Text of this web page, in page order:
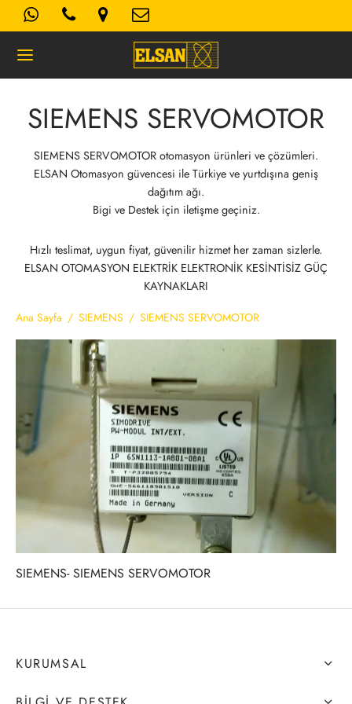
SIEMENS SERVOMOTOR
SIEMENS SERVOMOTOR otomasyon ürünleri ve çözümleri.
ELSAN Otomasyon güvencesi ile Türkiye ve yurtdışına geniş
dağıtım ağı.
Bigi ve Destek için iletişme geçiniz.
Hızlı teslimat, uygun fiyat, güvenilir hizmet her zaman sizlerle.
ELSAN OTOMASYON ELEKTRİK ELEKTRONİK KESİNTİSİZ GÜÇ
KAYNAKLARI
Ana Sayfa / SIEMENS / SIEMENS SERVOMOTOR
SIEMENS- SIEMENS SERVOMOTOR
KURUMSAL
Politikası